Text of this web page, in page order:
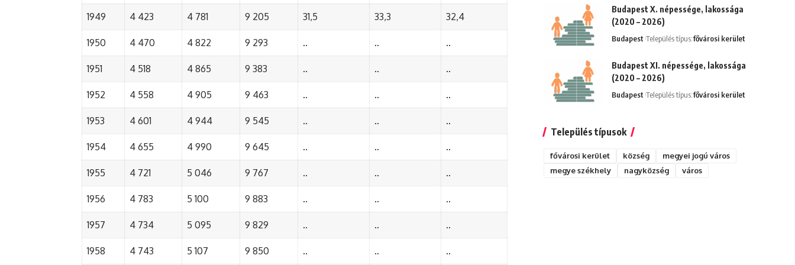
1949 4 423 4 781 9 205 31,5 33,3 32,4
1950 4 470 4 822 9 293 .. .. ..
1951 4 518 4 865 9 383 .. .. ..
1952 4 558 4 905 9 463 .. .. ..
1953 4 601 4 944 9 545 .. .. ..
1954 4 655 4 990 9 645 .. .. ..
1955 4 721 5 046 9 767 .. .. ..
1956 4 783 5 100 9 883 .. .. ..
1957 4 734 5 095 9 829 .. .. ..
1958 4 743 5 107 9 850 .. .. ..
Budapest X. népessége, lakossága
(2020 – 2026)
Budapest Település típus:fővárosi kerület
Budapest XI. népessége, lakossága
(2020 – 2026)
Budapest Település típus:fővárosi kerület
Település típusok
fővárosi kerület község
megyei jogú város
megye székhely
nagyközség város